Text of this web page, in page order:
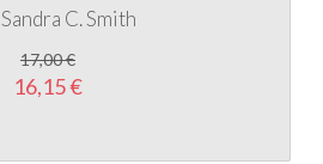
Sandra C. Smith
17,00 €
16,15 €